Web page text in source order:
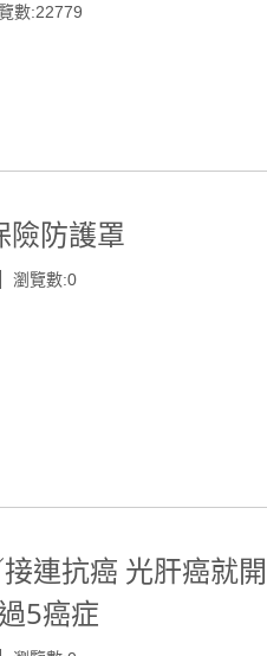
數:22779
險防護罩
瀏覽數:0
連抗癌 光肝癌就開
5癌症